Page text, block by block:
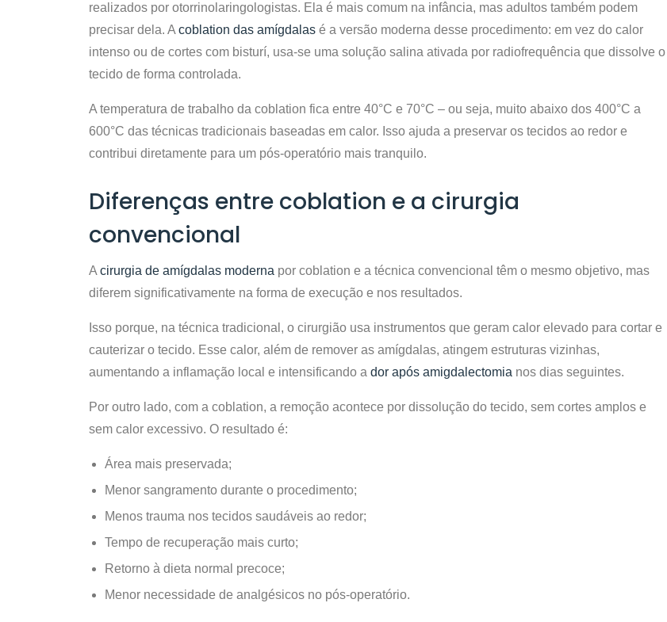
realizados por otorrinolaringologistas. Ela é mais comum na infância, mas adultos também podem
precisar dela. A coblation das amígdalas é a versão moderna desse procedimento: em vez do calor
intenso ou de cortes com bisturí, usa-se uma solução salina ativada por radiofrequência que dissolve o
tecido de forma controlada.
A temperatura de trabalho da coblation fica entre 40°C e 70°C – ou seja, muito abaixo dos 400°C a
600°C das técnicas tradicionais baseadas em calor. Isso ajuda a preservar os tecidos ao redor e
contribui diretamente para um pós-operatório mais tranquilo.
Diferenças entre coblation e a cirurgia
convencional
A cirurgia de amígdalas moderna por coblation e a técnica convencional têm o mesmo objetivo, mas
diferem significativamente na forma de execução e nos resultados.
Isso porque, na técnica tradicional, o cirurgião usa instrumentos que geram calor elevado para cortar e
cauterizar o tecido. Esse calor, além de remover as amígdalas, atingem estruturas vizinhas,
aumentando a inflamação local e intensificando a dor após amigdalectomia nos dias seguintes.
Por outro lado, com a coblation, a remoção acontece por dissolução do tecido, sem cortes amplos e
sem calor excessivo. O resultado é:
Área mais preservada;
Menor sangramento durante o procedimento;
Menos trauma nos tecidos saudáveis ao redor;
Tempo de recuperação mais curto;
Retorno à dieta normal precoce;
Menor necessidade de analgésicos no pós-operatório.